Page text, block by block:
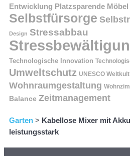
Entwicklung Platzsparende Möbel
Selbstfürsorge
Design Stressabbau
Technologische Innovation
Umweltschutz UNESCO
Wohnraumgestaltung
Balance Zeitmanagement
Garten > Kabellose Mixer mit
leistungsstark